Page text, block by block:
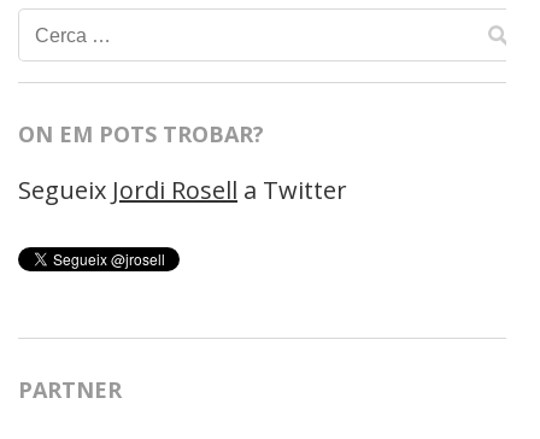
Cerca:
ON EM POTS TROBAR?
Segueix Jordi Rosell a Twitter
PARTNER